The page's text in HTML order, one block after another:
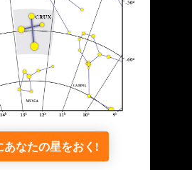
あなたの星をおく!